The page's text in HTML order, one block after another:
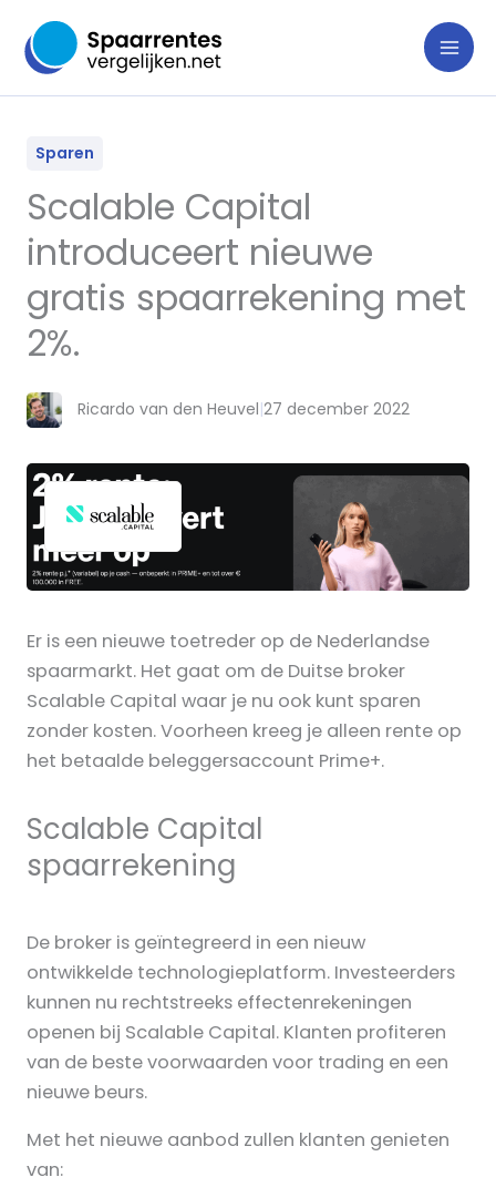
naar
inhoud
Sparen
Scalable Capital
introduceert nieuwe
gratis spaarrekening met
2%.
Ricardo van den Heuvel|27 december 2022
Er is een nieuwe toetreder op de Nederlandse
spaarmarkt. Het gaat om de Duitse broker
Scalable Capital waar je nu ook kunt sparen
zonder kosten. Voorheen kreeg je alleen rente op
het betaalde beleggersaccount Prime+.
Scalable Capital
spaarrekening
De broker is geïntegreerd in een nieuw
ontwikkelde technologieplatform. Investeerders
kunnen nu rechtstreeks effectenrekeningen
openen bij Scalable Capital. Klanten profiteren
van de beste voorwaarden voor trading en een
nieuwe beurs.
Met het nieuwe aanbod zullen klanten genieten
van: